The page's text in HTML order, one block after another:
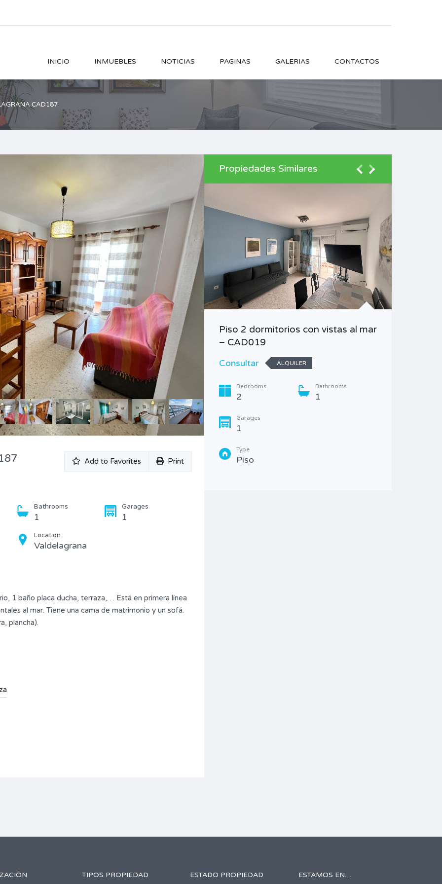
INICIO INMUEBLES NOTICIAS PAGINAS GALERIAS CONTACTOS
CAD187
Add to Favorites Print
Bathrooms
1
Garages
1
Location
Valdelagrana
1 baño placa ducha, terraza,… Está en primera línea
al mar. Tiene una cama de matrimonio y un sofá.
plancha).
Propiedades Similares
Alquiler piso Valdelagrana CAD154
Consultar
ALQUILER
Bedrooms
2
Bathrooms
1
Garages
1
Type
Piso 2 dormitorios con vistas al mar
– CAD019
Consultar
ALQUILER
Bedrooms
2
Bathrooms
1
Garages
1
Type
Piso
TIPOS PROPIEDAD ESTADO PROPIEDAD ESTAMOS EN…